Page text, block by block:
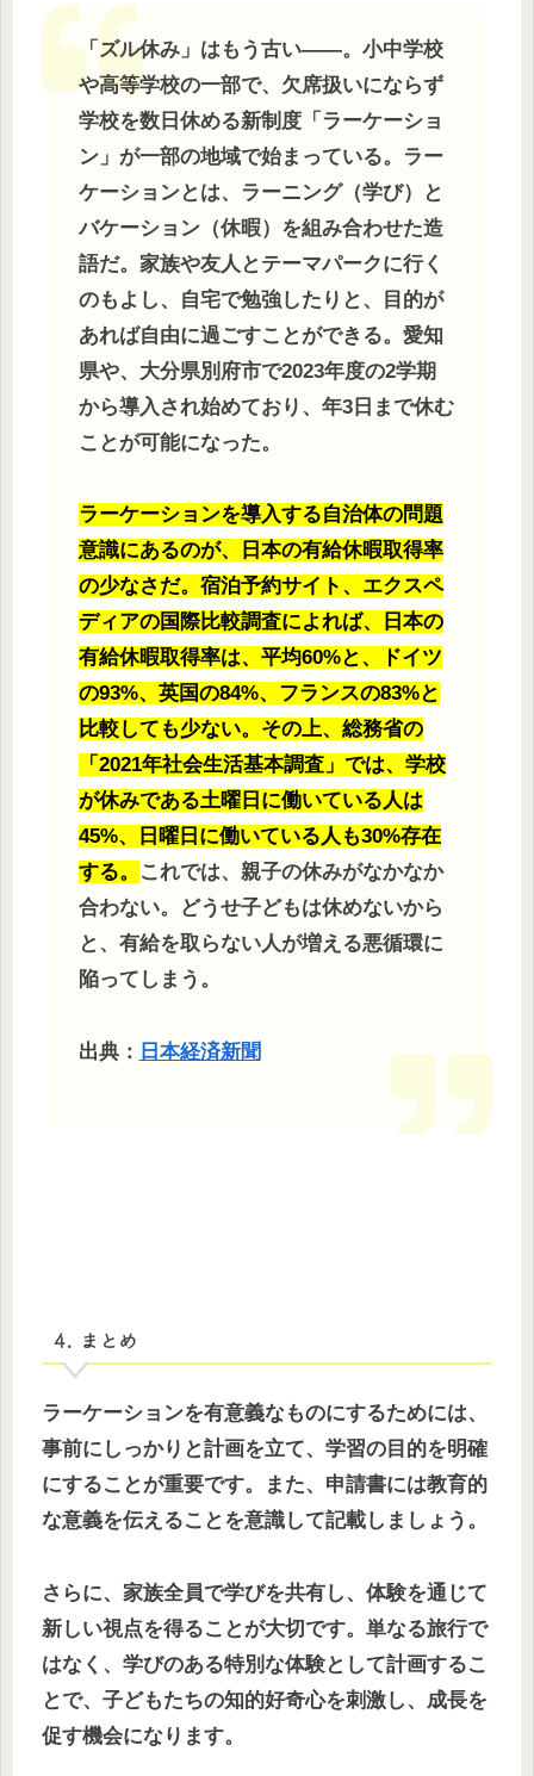
「ズル休み」はもう古い――。小中学校
や高等学校の一部で、欠席扱いにならず
学校を数日休める新制度「ラーケーショ
ン」が一部の地域で始まっている。ラー
ケーションとは、ラーニング（学び）と
バケーション（休暇）を組み合わせた造
語だ。家族や友人とテーマパークに行く
のもよし、自宅で勉強したりと、目的が
あれば自由に過ごすことができる。愛知
県や、大分県別府市で2023年度の2学期
から導入され始めており、年3日まで休む
ことが可能になった。
ラーケーションを導入する自治体の問題
意識にあるのが、日本の有給休暇取得率
の少なさだ。宿泊予約サイト、エクスペ
ディアの国際比較調査によれば、日本の
有給休暇取得率は、平均60%と、ドイツ
の93%、英国の84%、フランスの83%と
比較しても少ない。その上、総務省の
「2021年社会生活基本調査」では、学校
が休みである土曜日に働いている人は
45%、日曜日に働いている人も30%存在
する。
これでは、親子の休みがなかなか
合わない。どうせ子どもは休めないから
と、有給を取らない人が増える悪循環に
陥ってしまう。
出典： 日本経済新聞
4. まとめ
ラーケーションを有意義なものにするためには、
事前にしっかりと計画を立て、学習の目的を明確
にすることが重要です。また、申請書には教育的
な意義を伝えることを意識して記載しましょう。
さらに、家族全員で学びを共有し、体験を通じて
新しい視点を得ることが大切です。単なる旅行で
はなく、学びのある特別な体験として計画するこ
とで、子どもたちの知的好奇心を刺激し、成長を
促す機会になります。